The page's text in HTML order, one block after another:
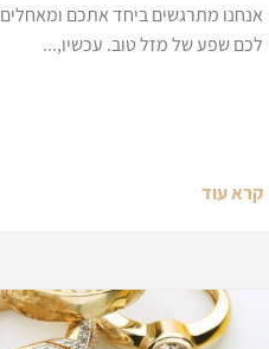
אנחנו מתרגשים ביחד אתכם ומאחלים
לכם שפע של מזל טוב. עכשיו,...
קרא עוד